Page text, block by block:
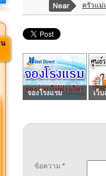
ครัวแม่
จองโรงแรม เว็
ข้อความ *